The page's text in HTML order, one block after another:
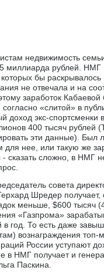
недвижимость
миллиарда рублей. НМГ
бы раскрывалось
не отвечала и на
заработок Кабаевой
«слитой» в
экс-спортсменки
400 тысяч рублей
эти данные). Был
для нее, или такую же
- сказать сложно, в НМГ
совета
Шредер получает,
меньше, $600 тысяч
«Газпрома»
в год. То есть даже
вознаграждения топ-
России уступают
в НМГ получает и
Паскина.